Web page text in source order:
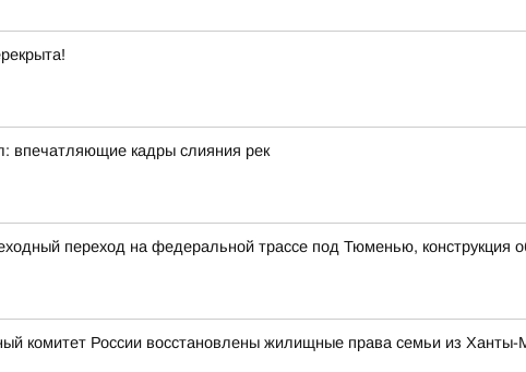
впечатляющие кадры слияния рек
переход на федеральной трассе под Тюменью, конструкция
комитет России восстановлены жилищные права семьи из Ханты-